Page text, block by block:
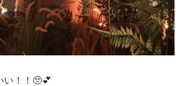
！！🥺💕